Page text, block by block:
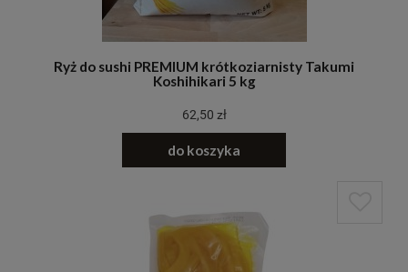
Ryż do sushi PREMIUM krótkoziarnisty Takumi
Koshihikari 5 kg
62,50 zł
do koszyka